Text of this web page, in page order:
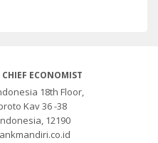
ECONOMIST
18th Floor,
Kav 36 -38
12190